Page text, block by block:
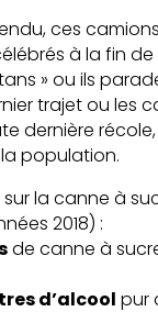
ces
à la fin de
» ou ils
trajet ou les
dernière récole,
population.
la canne à
2018) :
de canne à
d’alcool pur